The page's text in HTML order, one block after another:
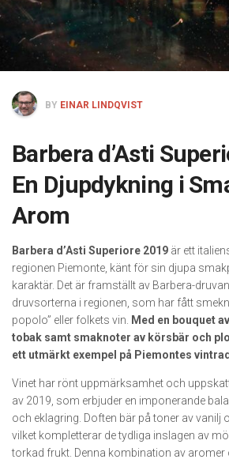
BY EINAR LINDQVIST
Barbera d’Asti
En Djupdykning i
Arom
Barbera d’Asti Superiore 2019 är ett
regionen Piemonte, känt för sin djupa
karaktär. Det är framställt av Barbera-
druvsorterna i regionen, som har fått
popolo” eller folkets vin. Med en bouquet
tobak samt smaknoter av körsbär och
ett utmärkt exempel på Piemontes
Vinet har rönt uppmärksamhet och
av 2019, som erbjuder en imponerande
och eklagring. Doften bär på toner av vanilj
vilket kompletterar de tydliga inslagen av
torkad frukt. Denna kombination av